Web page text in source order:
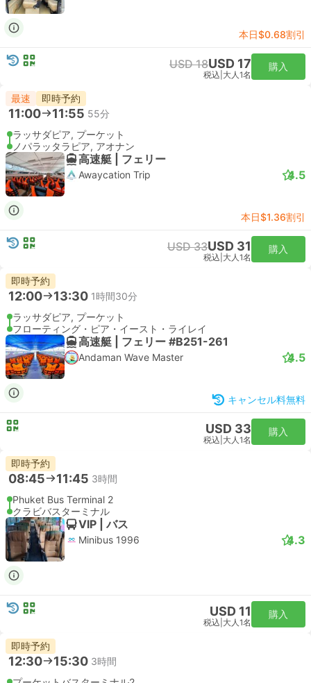
本日$0.68割引
USD 18USD 17
税込 大人1名
購入
最速 即時予約
11:00 11:55 55分
ラッサダピア, プーケット
ノパラッタラピア, アオナン
高速艇 | フェリー
Awaycation Trip 4.5
本日$1.36割引
USD 33USD 31
税込 大人1名
購入
即時予約
12:00 13:30 1時間30分
ラッサダピア, プーケット
フローティング・ピア・イースト・ライレイ
高速艇 | フェリー #B251-261
Andaman Wave Master 4.5
キャンセル料無料
USD 33
税込 大人1名
購入
即時予約
08:45 11:45 3時間
Phuket Bus Terminal 2
クラビバスターミナル
VIP | バス
Minibus 1996 4.3
USD 11
税込 大人1名
購入
即時予約
12:30 15:30 3時間